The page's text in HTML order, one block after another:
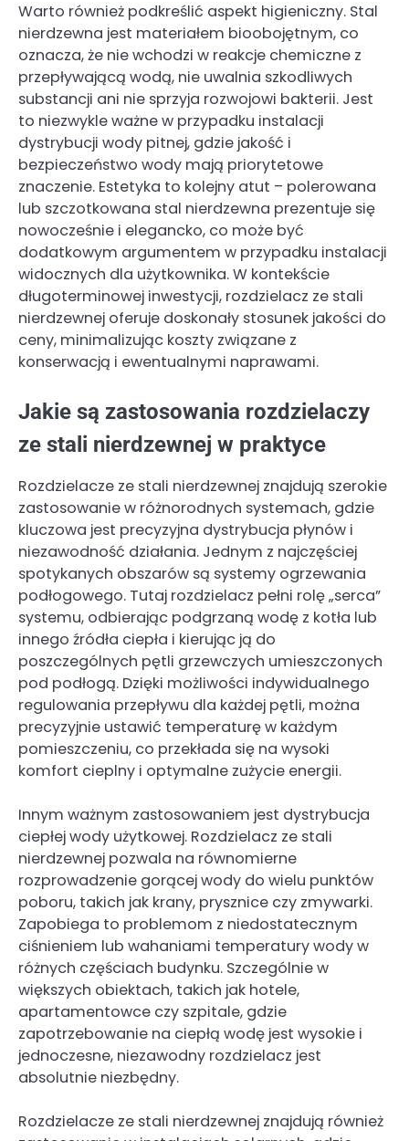
Warto również podkreślić aspekt higieniczny. Stal
nierdzewna jest materiałem bioobojętnym, co
oznacza, że nie wchodzi w reakcje chemiczne z
przepływającą wodą, nie uwalnia szkodliwych
substancji ani nie sprzyja rozwojowi bakterii. Jest
to niezwykle ważne w przypadku instalacji
dystrybucji wody pitnej, gdzie jakość i
bezpieczeństwo wody mają priorytetowe
znaczenie. Estetyka to kolejny atut – polerowana
lub szczotkowana stal nierdzewna prezentuje się
nowocześnie i elegancko, co może być
dodatkowym argumentem w przypadku instalacji
widocznych dla użytkownika. W kontekście
długoterminowej inwestycji, rozdzielacz ze stali
nierdzewnej oferuje doskonały stosunek jakości do
ceny, minimalizując koszty związane z
konserwacją i ewentualnymi naprawami.
Jakie są zastosowania rozdzielaczy
ze stali nierdzewnej w praktyce
Rozdzielacze ze stali nierdzewnej znajdują szerokie
zastosowanie w różnorodnych systemach, gdzie
kluczowa jest precyzyjna dystrybucja płynów i
niezawodność działania. Jednym z najczęściej
spotykanych obszarów są systemy ogrzewania
podłogowego. Tutaj rozdzielacz pełni rolę „serca”
systemu, odbierając podgrzaną wodę z kotła lub
innego źródła ciepła i kierując ją do
poszczególnych pętli grzewczych umieszczonych
pod podłogą. Dzięki możliwości indywidualnego
regulowania przepływu dla każdej pętli, można
precyzyjnie ustawić temperaturę w każdym
pomieszczeniu, co przekłada się na wysoki
komfort cieplny i optymalne zużycie energii.
Innym ważnym zastosowaniem jest dystrybucja
ciepłej wody użytkowej. Rozdzielacz ze stali
nierdzewnej pozwala na równomierne
rozprowadzenie gorącej wody do wielu punktów
poboru, takich jak krany, prysznice czy zmywarki.
Zapobiega to problemom z niedostatecznym
ciśnieniem lub wahaniami temperatury wody w
różnych częściach budynku. Szczególnie w
większych obiektach, takich jak hotele,
apartamentowce czy szpitale, gdzie
zapotrzebowanie na ciepłą wodę jest wysokie i
jednoczesne, niezawodny rozdzielacz jest
absolutnie niezbędny.
Rozdzielacze ze stali nierdzewnej znajdują również